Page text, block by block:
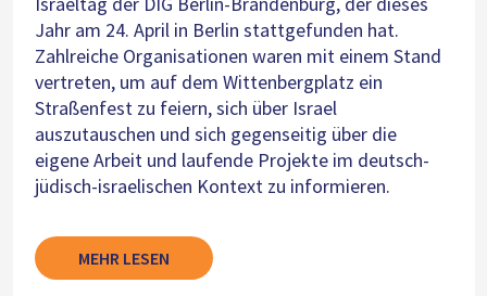
Jahr am 24. April in Berlin stattgefunden hat.
Zahlreiche Organisationen waren mit einem Stand
vertreten, um auf dem Wittenbergplatz ein
Straßenfest zu feiern, sich über Israel
auszutauschen und sich gegenseitig über die
eigene Arbeit und laufende Projekte im deutsch-
jüdisch-israelischen Kontext zu informieren.
MEHR LESEN